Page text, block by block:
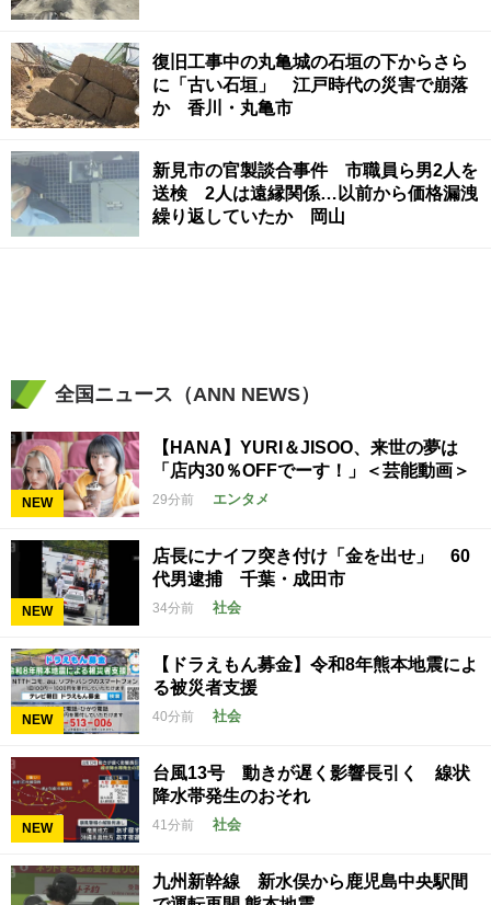
復旧工事中の丸亀城の石垣の下からさら
に「古い石垣」 江戸時代の災害で崩落
か 香川・丸亀市
新見市の官製談合事件 市職員ら男2人を
送検 2人は遠縁関係…以前から価格漏洩
繰り返していたか 岡山
全国ニュース（ANN NEWS）
NEW
【HANA】YURI＆JISOO、来世の夢は
「店内30％OFFでーす！」＜芸能動画＞
29分前 エンタメ
NEW
店長にナイフ突き付け「金を出せ」 60
代男逮捕 千葉・成田市
34分前 社会
NEW
【ドラえもん募金】令和8年熊本地震によ
る被災者支援
40分前 社会
NEW
台風13号 動きが遅く影響長引く 線状
降水帯発生のおそれ
41分前 社会
九州新幹線 新水俣から鹿児島中央駅間